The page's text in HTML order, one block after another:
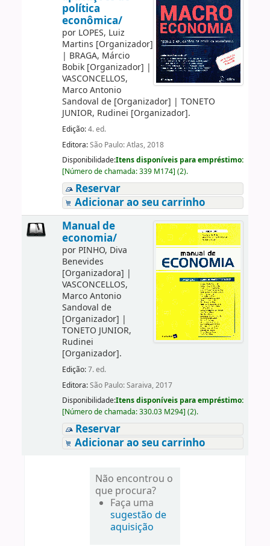
política
econômica/
por LOPES, Luiz
Martins [Organizador]
| BRAGA, Márcio
Bobik[Organizador] |
VASCONCELLOS,
Marco Antonio
Sandoval de[Organizador] | TONETO
JUNIOR, Rudinei [Organizador].
Edição:4. ed.
Editora:São Paulo: Atlas, 2018
Disponibilidade:Itens disponíveis para empréstimo:
[Número de chamada:339 M174] (2).
Reservar
Adicionar ao seu carrinho
Manual de
economia/
por PINHO, Diva
Benevides
[Organizadora] |
VASCONCELLOS,
Marco Antonio
Sandoval de
[Organizador] |
TONETO JUNIOR,
Rudinei
[Organizador].
Edição:7. ed.
Editora:São Paulo: Saraiva, 2017
Disponibilidade:Itens disponíveis para empréstimo:
[Número de chamada:330.03 M294] (2).
Reservar
Adicionar ao seu carrinho
Não encontrou o
que procura?
Faça uma
sugestão de
aquisição